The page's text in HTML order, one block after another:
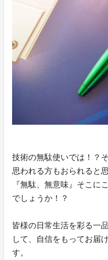
技術の無駄使いでは！？
思われる方もおられると思
『無駄、無意味』そこに
でしょうか！？
皆様の日常生活を彩る一
して、自信をもってお届
す。